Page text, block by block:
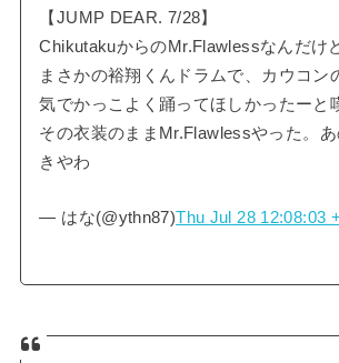
【JUMP DEAR. 7/28】
ChikutakuからのMr.Flawlessなんだけ
まさかの裕翔くんドラムで、カウコン
気でかっこよく踊ってほしかったーと
その衣装のままMr.Flawlessやった。
きやわ
— はな(@ythn87)Thu Jul 28 12:08:03